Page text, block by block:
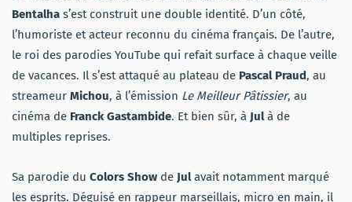
Bentalha s’est construit une double identité. D’un côté,
l’humoriste et acteur reconnu du cinéma français. De l’autre,
le roi des parodies YouTube qui refait surface à chaque veille
de vacances. Il s’est attaqué au plateau de Pascal Praud, au
streameur Michou, à l’émission Le Meilleur Pâtissier, au
cinéma de Franck Gastambide. Et bien sûr, à Julà de
multiples reprises.
Sa parodie du Colors Show de Julavait notamment marqué
les esprits. Déguisé en rappeur marseillais, micro en main, il